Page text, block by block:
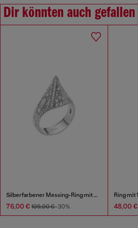
Dir könnten auch gefallen
Silberfarbener Messing-Ring mit Bandoptik
76,00 € 109,00 €-30% 48,00 €